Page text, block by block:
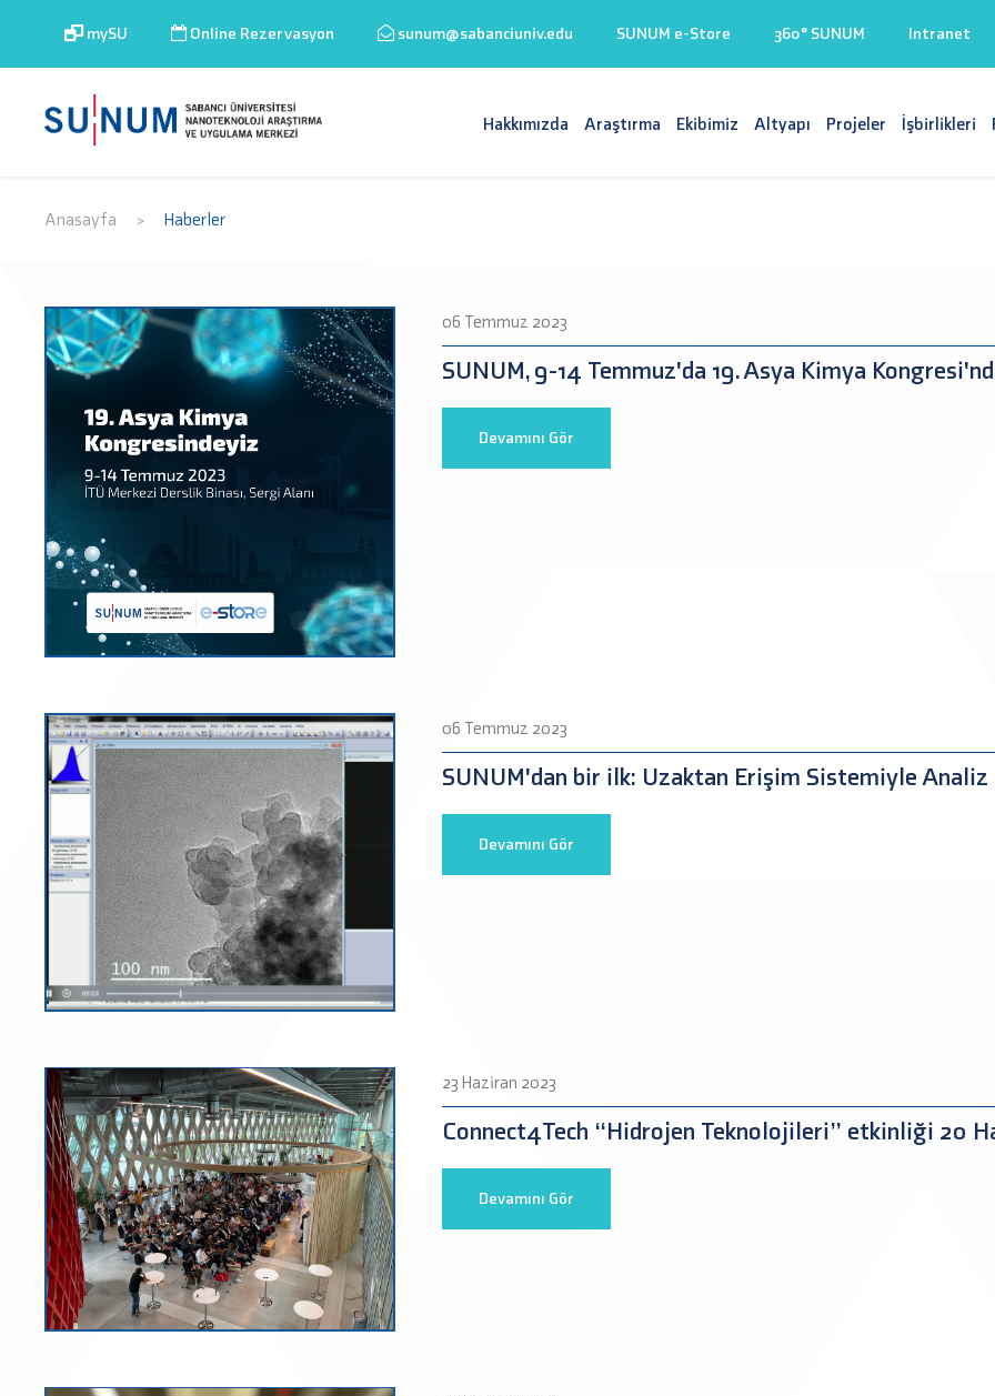
mySU Online Rezervasyon sunum@sabanciuniv.edu SUNUM e-Store 360° SUNUM Intranet
Hakkımızda Araştırma Ekibimiz Altyapı Projeler İşbirlikleri
Anasayfa > Haberler
06 Temmuz 2023
SUNUM, 9-14 Temmuz'da 19. Asya Kimya
Devamını Gör
06 Temmuz 2023
SUNUM'dan bir ilk: Uzaktan Erişim Sistemiyle
Devamını Gör
23 Haziran 2023
Connect4Tech “Hidrojen Teknolojileri” etkinliği 20
Devamını Gör